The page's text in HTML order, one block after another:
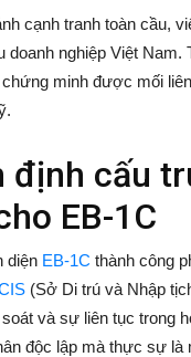
cạnh tranh toàn cầu,
doanh nghiệp Việt
minh được mối
định cấu
EB-1C
diện EB-1C thành công
(Sở Di trú và Nhập
và sự liên tục trong
độc lập mà thực sự